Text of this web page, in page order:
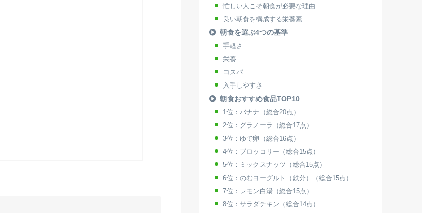
忙しい人こそ朝食が必要な理由
良い朝食を構成する栄養素
朝食を選ぶ4つの基準
手軽さ
栄養
コスパ
入手しやすさ
朝食おすすめ食品TOP10
1位：バナナ（総合20点）
2位：グラノーラ（総合17点）
3位：ゆで卵（総合16点）
4位：ブロッコリー（総合15点）
5位：ミックスナッツ（総合15点）
6位：のむヨーグルト（鉄分）（総合15点）
7位：レモン白湯（総合15点）
8位：サラダチキン（総合14点）